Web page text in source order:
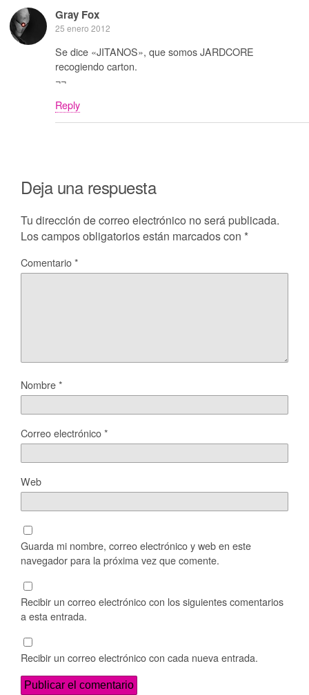
Gray Fox
25 enero 2012
Se dice «JITANOS», que somos JARDCORE
recogiendo carton.
¬¬
Reply
Deja una respuesta
Tu dirección de correo electrónico no será publicada.
Los campos obligatorios están marcados con *
Comentario*
Nombre*
Correo electrónico*
Web
Guarda mi nombre, correo electrónico y web en este
navegador para la próxima vez que comente.
Recibir un correo electrónico con los siguientes comentarios
a esta entrada.
Recibir un correo electrónico con cada nueva entrada.